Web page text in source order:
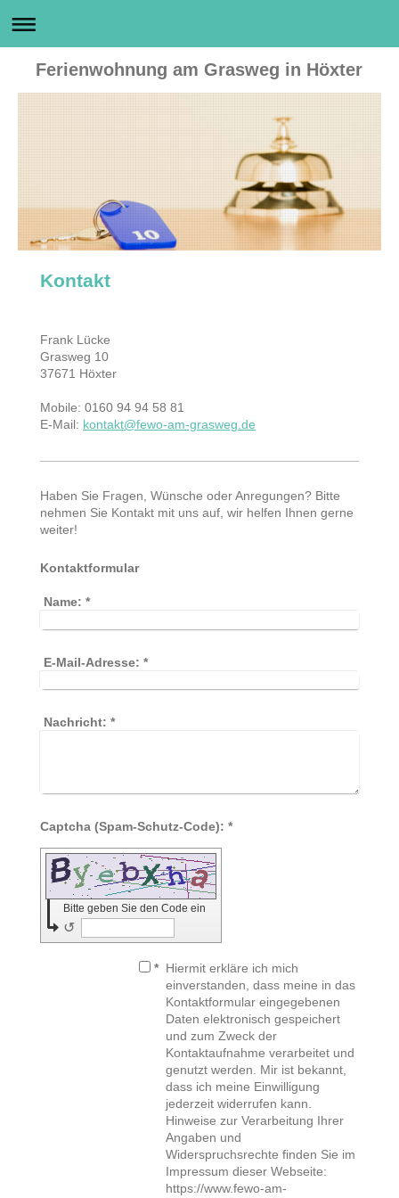
Ferienwohnung am Grasweg in Höxter
Kontakt
Frank Lücke
Grasweg 10
37671 Höxter
Mobile: 0160 94 94 58 81
E-Mail: kontakt@fewo-am-grasweg.de
Haben Sie Fragen, Wünsche oder Anregungen? Bitte
nehmen Sie Kontakt mit uns auf, wir helfen Ihnen gerne
weiter!
Kontaktformular
Name: *
E-Mail-Adresse: *
Nachricht: *
Captcha (Spam-Schutz-Code): *
Bitte geben Sie den Code ein
↺
* Hiermit erkläre ich mich
einverstanden, dass meine in das
Kontaktformular eingegebenen
Daten elektronisch gespeichert
und zum Zweck der
Kontaktaufnahme verarbeitet und
genutzt werden. Mir ist bekannt,
dass ich meine Einwilligung
jederzeit widerrufen kann.
Hinweise zur Verarbeitung Ihrer
Angaben und
Widerspruchsrechte finden Sie im
Impressum dieser Webseite:
https://www.fewo-am-